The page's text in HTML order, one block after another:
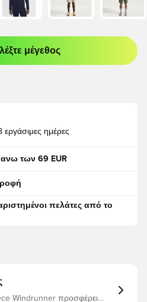
ή να εγγραφείτε ως
μέγεθος
εργάσιμες ημέρες
των 69 EUR
πελάτες από το
Windrunner προσφέρει